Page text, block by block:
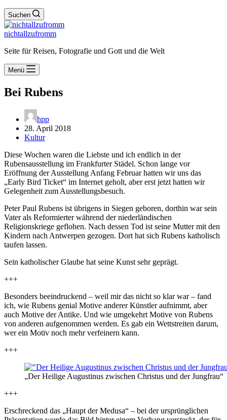
Suchen
nichtallzufromm
Seite für Reisen, Fotografie und Gott und die Welt
Menü
Bei Rubens
hpp
28. April 2018
Kultur
Diese Wochen waren die Liebste und ich endlich in der
Rubensausstellung im Frankfurter Städel. Schon lange vor
Eröffnung der Ausstellung Anfang Februar hatten wir uns das
„Early Bird Ticket“ im Internet geholt, aber erst jetzt hatten wir
Gelegenheit zum Ausstellungsbesuch.
Peter Paul Rubens ist übrigens in Siegen geboren, dorthin war sein
Vater als Reformierter während der niederländischen
Religionskriege geflohen. Nach dessen Tod ist seine Mutter mit den
Kindern nach Antwerpen gezogen. Dort hat sich Rubens katholisch
taufen lassen.
Sein katholischer Glaube hat seine Kunst sehr geprägt.
+++
Besonders beeindruckend – weil mir das nicht so klar war – fand
ich, wie Rubens genial Motive anderer Künstler aufnimmt, aber
auch Motive der Antike. Und wie umgekehrt Motive von Rubens
von anderen aufgenommen werden. Es gab ein Wettstreiten darum,
wer ein Motiv noch mehr verfeinern kann.
+++
„Der Heilige Augustinus zwischen Christus und der Jungfrau“
+++
Erschreckend das „Haupt der Medusa“ – bei der ursprünglichen